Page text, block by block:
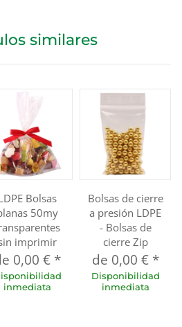
similares
Bolsas
50my
imprimir
0,00 € *
inmediata
Bolsas de cierre
a presión LDPE
- Bolsas de
cierre Zip
de 0,00 € *
Disponibilidad
inmediata